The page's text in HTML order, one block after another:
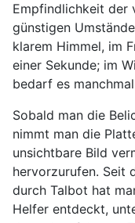
Empfindlichkeit der
günstigen
klarem Himmel, im
einer Sekunde; im
bedarf es
Sobald man die
nimmt man die
unsichtbare Bild
hervorzurufen. Seit
durch Talbot hat
Helfer entdeckt,